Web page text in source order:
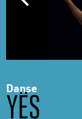
Danse
YËS